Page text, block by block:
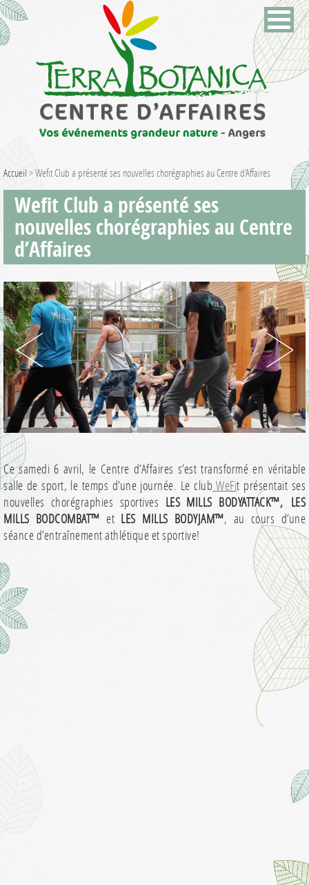
Accueil >Wefit Club a présenté ses nouvelles chorégraphies au Centre d’Affaires
Wefit Club a présenté ses
nouvelles chorégraphies au Centre
d’Affaires
Ce samedi 6 avril, le Centre d’Affaires s’est transformé en véritable
salle de sport, le temps d’une journée. Le club WeFit présentait ses
nouvelles chorégraphies sportives LES MILLS BODYATTACK™, LES
MILLS BODCOMBAT™ et LES MILLS BODYJAM™, au cours d’une
séance d’entraînement athlétique et sportive!